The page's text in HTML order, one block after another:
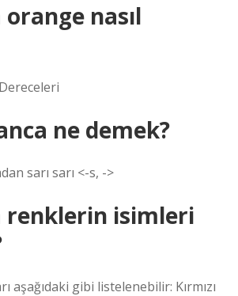
nasıl
ne demek?
sarı sarı <-s, ->
renklerin isimleri
aşağıdaki gibi listelenebilir: Kırmızı